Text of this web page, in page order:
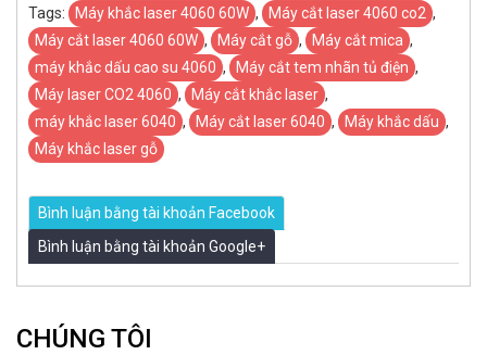
Tags: Máy khắc laser 4060 60W , Máy cắt laser 4060 co2 ,
Máy cắt laser 4060 60W , Máy cắt gỗ , Máy cắt mica ,
máy khắc dấu cao su 4060 , Máy cắt tem nhãn tủ điện ,
Máy laser CO2 4060 , Máy cắt khắc laser ,
máy khắc laser 6040 , Máy cắt laser 6040 , Máy khắc dấu ,
Máy khắc laser gỗ
Bình luận bằng tài khoản Facebook
Bình luận bằng tài khoản Google+
CHÚNG TÔI